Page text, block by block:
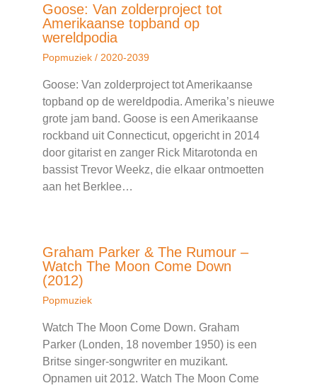
Goose: Van zolderproject tot
Amerikaanse topband op
wereldpodia
Popmuziek / 2020-2039
Goose: Van zolderproject tot Amerikaanse
topband op de wereldpodia. Amerika’s nieuwe
grote jam band. Goose is een Amerikaanse
rockband uit Connecticut, opgericht in 2014
door gitarist en zanger Rick Mitarotonda en
bassist Trevor Weekz, die elkaar ontmoetten
aan het Berklee…
Graham Parker & The Rumour –
Watch The Moon Come Down
(2012)
Popmuziek
Watch The Moon Come Down. Graham
Parker (Londen, 18 november 1950) is een
Britse singer-songwriter en muzikant.
Opnamen uit 2012. Watch The Moon Come